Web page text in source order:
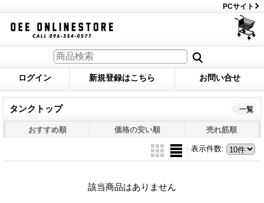
PCサイト
ログイン 新規登録はこちら お問い合せ
タンクトップ 一覧
おすすめ順 価格の安い順 売れ筋順
表示件数:
該当商品はありません